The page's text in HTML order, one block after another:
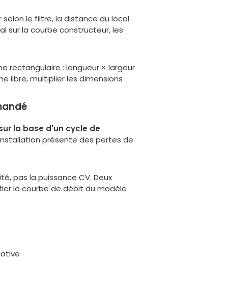
selon le filtre, la distance du local
sur la courbe constructeur, les
rectangulaire : longueur × largeur
libre, multiplier les dimensions
la base d'un cycle de
présente des pertes de
, pas la puissance CV. Deux
la courbe de débit du modèle